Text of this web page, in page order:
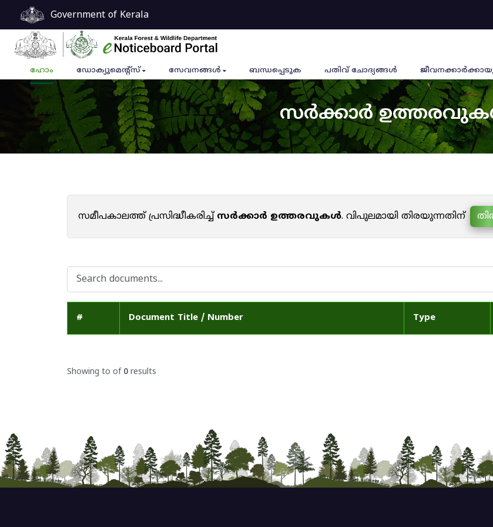
Government of Kerala
ഹോം ഡോക്യുമെൻ്റ്സ് സേവനങ്ങൾ ബന്ധപ്പെടുക പതിവ് ചോദ്യങ്ങൾ
സർക്കാർ
സമീപകാലത്ത് പ്രസിദ്ധീകരിച്ച്സർക്കാർ ഉത്തരവുകൾ. വിപുലമായി തിരയുന്നതിന്
# Document Title / Number Type
Showing to of 0 results